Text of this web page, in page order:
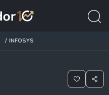
INFOSYS